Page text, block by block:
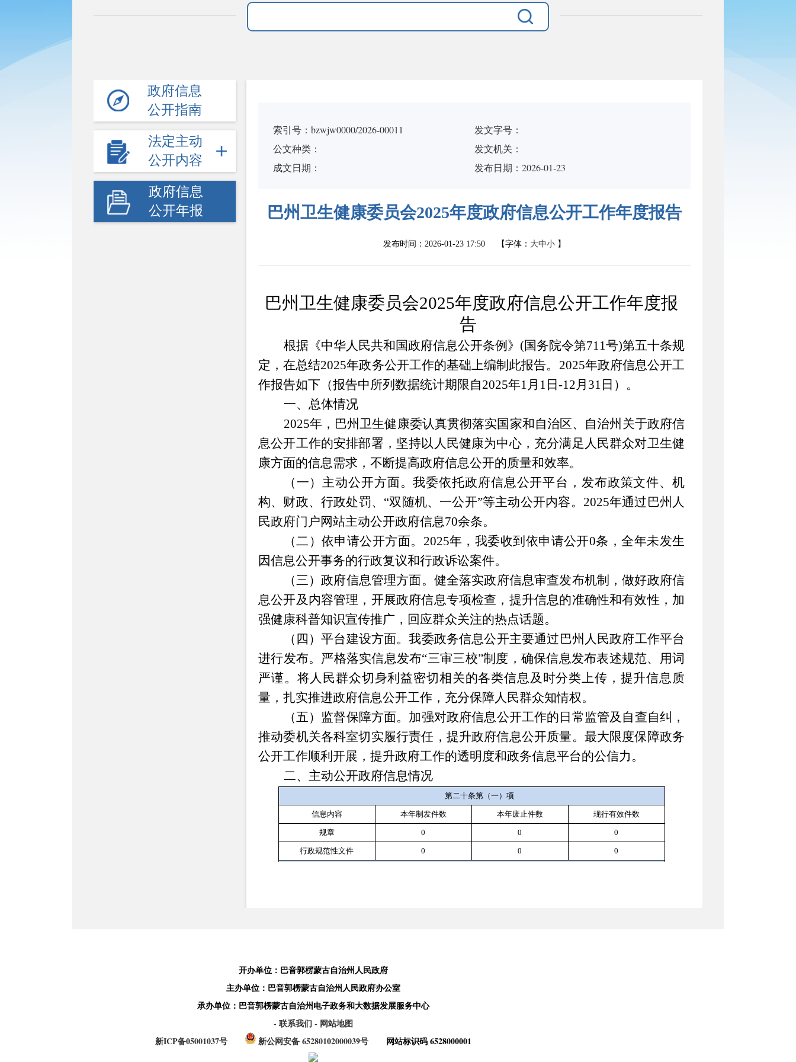
政府信息
公开指南
法定主动
公开内容
政府信息
公开年报
索引号：bzwjw0000/2026-00011
发文字号：
公文种类：
发文机关：
成文日期：
发布日期：2026-01-23
巴州卫生健康委员会2025年度政府信息公开工作年度报告
发布时间： 2026-01-23 17:50 【字体： 大中小 】
巴州卫生健康委员会2025年度政府信息公开工作年度报
告
根据《中华人民共和国政府信息公开条例》 (国务院令第711号)第五十条规
定，在总结2025年政务公开工作的基础上编制此报告。 2025年政府信息公开工
作报告如下（报告中所列数据统计期限自2025年1月 1 日 -12月 31 日）。
一、总体情况
2025年， 巴州卫生健康委认真贯彻落实国家和自治区、自治州 关于政府信
息公开工作的安排部署，坚持以人民健康为中心，充分满足人民群众对卫生健
康方面的信息需求，不断提高政府信息公开的质量和效率。
（ 一） 主动公开方面。我委依托政府信息公开平台，发布政策文件、机
构、财政、行政处罚、 “双随机、一公开”等主动公开内容。 2025年通过巴州人
民政府门户网站主动公开政府信息70余条。
（二 ）依申请公开方面。 2025年，我委收到依申请公开0条，全年未发生
因信息公开事务的行政复议和行政诉讼案件。
（三）政府信息管理方面。 健全落实政府信息审查发布机制，做好政府信
息公开及内容管理，开展政府信息专项检查，提升信息的准确性和有效性 ，加
强健康科普知识宣传推广，回应群众关注的热点话题。
（四）平台建设方面。我委政务信息公开主要通过巴州 人民政府工作平台
进行发布。 严格落实信息发布“三审三校”制度，确保信息发布表述规范、用词
严谨。 将人民群众切身利益密切相关的各类信息及时分类上传， 提升信息质
量，扎实推进政府信息公开工作 ， 充分保障人民群众知情权。
（五）监督保障方面。 加强对政府信息公开工作的日常监管及自查自纠 ，
推动委机关各科室切实履行责任，提升政府信息公开质量。最大限度保障政务
公开工作顺利开展，提升政府工作的透明度和政务信息平台的公信力。
二、主动公开政府信息情况
第二十条第（一）项
信息内容 本年制发件数 本年废止件数 现行有效件数
规章 0 0 0
行政规范性文件 0 0 0
开办单位：巴音郭楞蒙古自治州人民政府
主办单位：巴音郭楞蒙古自治州人民政府办公室
承办单位：巴音郭楞蒙古自治州电子政务和大数据发展服务中心
- 联系我们- 网站地图
新ICP备05001037号
新公网安备 65280102000039号 网站标识码 6528000001